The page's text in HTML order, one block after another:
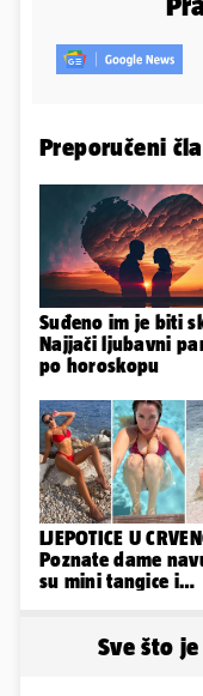
Preporučeni
Suđeno im je biti
Najjači ljubavni
po horoskopu
LJEPOTICE U
Poznate dame
su mini tangice i
Sve što